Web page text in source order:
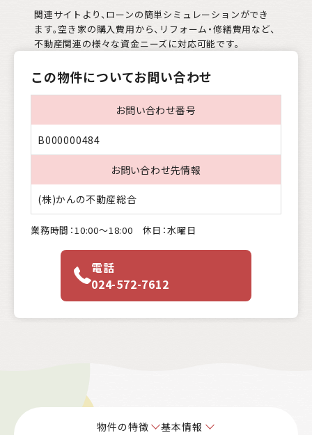
関連サイトより、ローンの簡単シミュレーションができ
ます。空き家の購入費用から、リフォーム・修繕費用など、
不動産関連の様々な資金ニーズに対応可能です。
この物件についてお問い合わせ
お問い合わせ番号
B000000484
お問い合わせ先情報
(株)かんの不動産総合
業務時間：10:00〜18:00 休日：水曜日
電話
024-572-7612
物件の特徴
基本情報